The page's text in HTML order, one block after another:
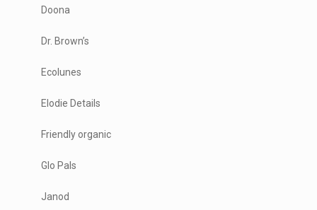
Doona
Dr. Brown’s
Ecolunes
Elodie Details
Friendly organic
Glo Pals
Janod